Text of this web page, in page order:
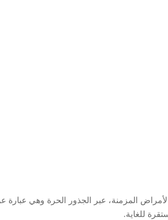
المزمنة، عبر الجذور الحرة وهي عبارة
للغاية.